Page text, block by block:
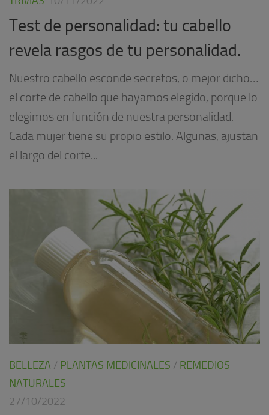
Test de personalidad: tu cabello
revela rasgos de tu personalidad.
Nuestro cabello esconde secretos, o mejor dicho…
el corte de cabello que hayamos elegido, porque lo
elegimos en función de nuestra personalidad.
Cada mujer tiene su propio estilo. Algunas, ajustan
el largo del corte...
BELLEZA / PLANTAS MEDICINALES / REMEDIOS
NATURALES
27/10/2022